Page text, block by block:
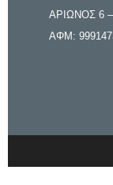
ΑΡΙΩΝΟΣ 6
ΑΦΜ: